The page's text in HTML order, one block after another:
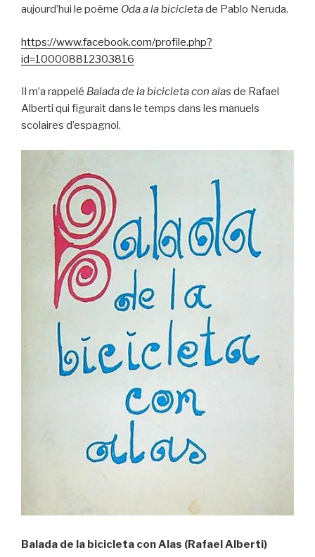
aujourd’hui le poème Oda a la bicicletade Pablo Neruda.
https://www.facebook.com/profile.php?
id=100008812303816
Il m’a rappelé Balada de la bicicleta con alas de Rafael
Alberti qui figurait dans le temps dans les manuels
scolaires d’espagnol.
Balada de la bicicleta con Alas (Rafael Alberti)